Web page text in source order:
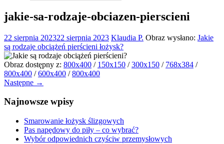
jakie-sa-rodzaje-obciazen-pierscieni
22 sierpnia 202322 sierpnia 2023 Klaudia P. Obraz wysłano: Jakie
są rodzaje obciążeń pierścieni łożysk?
Obraz dostępny z: 800x400 / 150x150 /300x150 / 768x384 /
800x400 /600x400 /800x400
Następne →
Najnowsze wpisy
Smarowanie łożysk ślizgowych
Pas napędowy do piły – co wybrać?
Wybór odpowiednich czyściw przemysłowych